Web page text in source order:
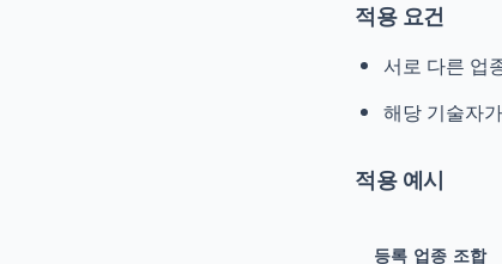
적용 요건
서로 다른 업
해당 기술자
적용 예시
등록 업종 조합